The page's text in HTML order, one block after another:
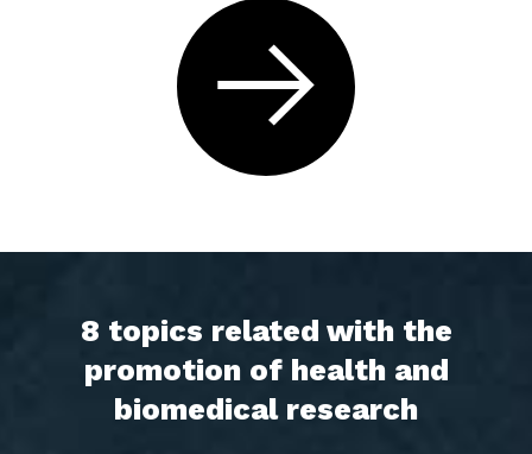
8 topics related with the
promotion of health and
biomedical research